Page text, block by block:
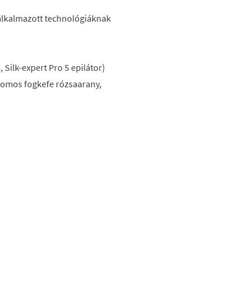
technológiáknak
Silk-expert Pro 5 epilátor)
fogkefe rózsaarany,